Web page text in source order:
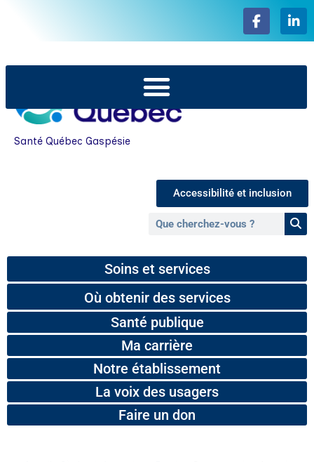
Santé Québec Gaspésie
Accessibilité et inclusion
Soins et services
Où obtenir des services
Santé publique
Ma carrière
Notre établissement
La voix des usagers
Faire un don